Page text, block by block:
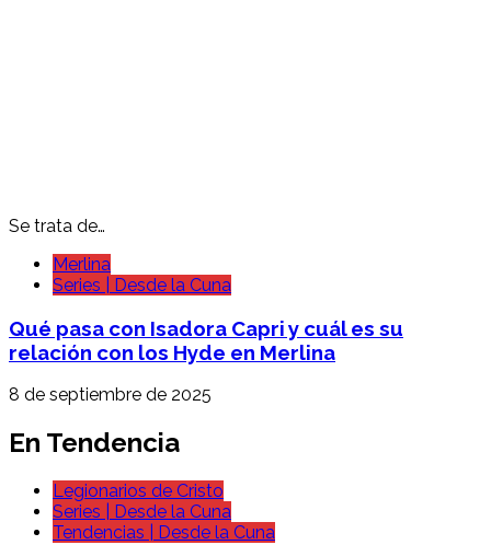
Se trata de…
Merlina
Series | Desde la Cuna
Qué pasa con Isadora Capri y cuál es su
relación con los Hyde en Merlina
8 de septiembre de 2025
En Tendencia
Legionarios de Cristo
Series | Desde la Cuna
Tendencias | Desde la Cuna